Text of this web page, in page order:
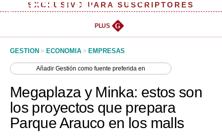
Management & Empleo
Perú
Política
EXCLUSIVO PARA SUSCRIPTORES
PLUS G
GESTION > ECONOMIA > EMPRESAS
AñadirGestión como fuente preferida en
Megaplaza y Minka: estos son
los proyectos que prepara
Parque Arauco en los malls